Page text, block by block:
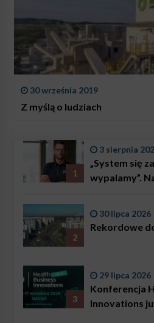
30 września 2019
Z myślą o ludziach
1
3 sierpnia
„System się
wypalamy”.
problemem
2
30 lipca 2026
Rekordowe
3
29 lipca 2026
Konferencja
Innovations